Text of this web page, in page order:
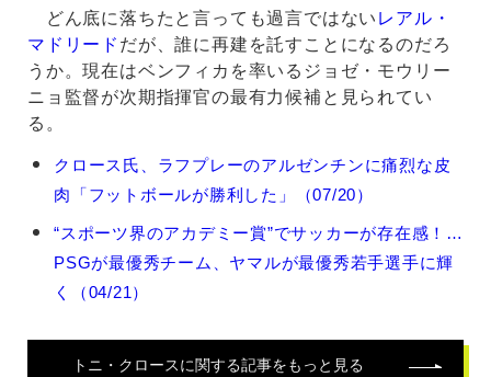
どん底に落ちたと言っても過言ではない レアル・
マドリード だが、誰に再建を託すことになるのだろ
うか。現在はベンフィカを率いるジョゼ・モウリー
ニョ監督が次期指揮官の最有力候補と見られてい
る。
ト
ニ・
ロ
連
クロース氏、ラフプレーのアルゼンチンに痛烈な皮
肉「フットボールが勝利した」（07/20）
“スポーツ界のアカデミー賞”でサッカーが存在感！…
PSGが最優秀チーム、ヤマルが最優秀若手選手に輝
く（04/21）
トニ・クロースに関する記事をもっと見る